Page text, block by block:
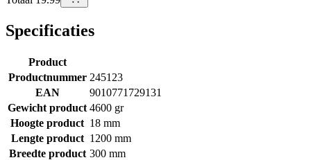
Specificaties
Product
Productnummer 245123
EAN
9010771729131
Gewicht product 4600 gr
Hoogte product 18 mm
Lengte product 1200 mm
Breedte product 300 mm